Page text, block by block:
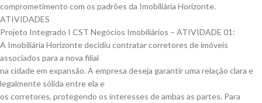
comprometimento com os padrões da Imobiliária Horizonte.
ATIVIDADES
Projeto Integrado I CST Negócios Imobiliários – ATIVIDADE 01:
A Imobiliária Horizonte decidiu contratar corretores de imóveis
associados para a nova filial
na cidade em expansão. A empresa deseja garantir uma relação clara e
legalmente sólida entre ela e
os corretores, protegendo os interesses de ambas as partes. Para